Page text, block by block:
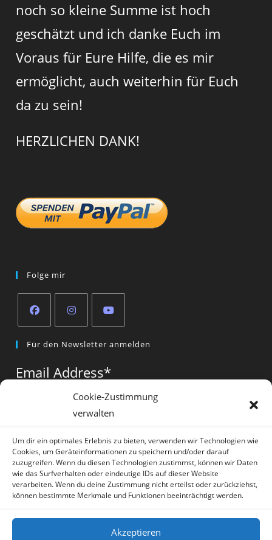
Cookie-Zustimmung
verwalten
Um dir ein optimales Erlebnis zu bieten, verwenden wir Technologien wie
Cookies, um Geräteinformationen zu speichern und/oder darauf
zuzugreifen. Wenn du diesen Technologien zustimmst, können wir Daten
wie das Surfverhalten oder eindeutige IDs auf dieser Website
verarbeiten. Wenn du deine Zustimmung nicht erteilst oder zurückziehst,
können bestimmte Merkmale und Funktionen beeinträchtigt werden.
Akzeptieren
noch so kleine Summe ist hoch
geschätzt und ich danke Euch im
Voraus für Eure Hilfe, die es mir
ermöglicht, auch weiterhin für Euch
da zu sein!
HERZLICHEN DANK!
Folge mir
in
new
in
new
in
new
tab
Für den Newsletter anmelden
Email Address*
Vorname*